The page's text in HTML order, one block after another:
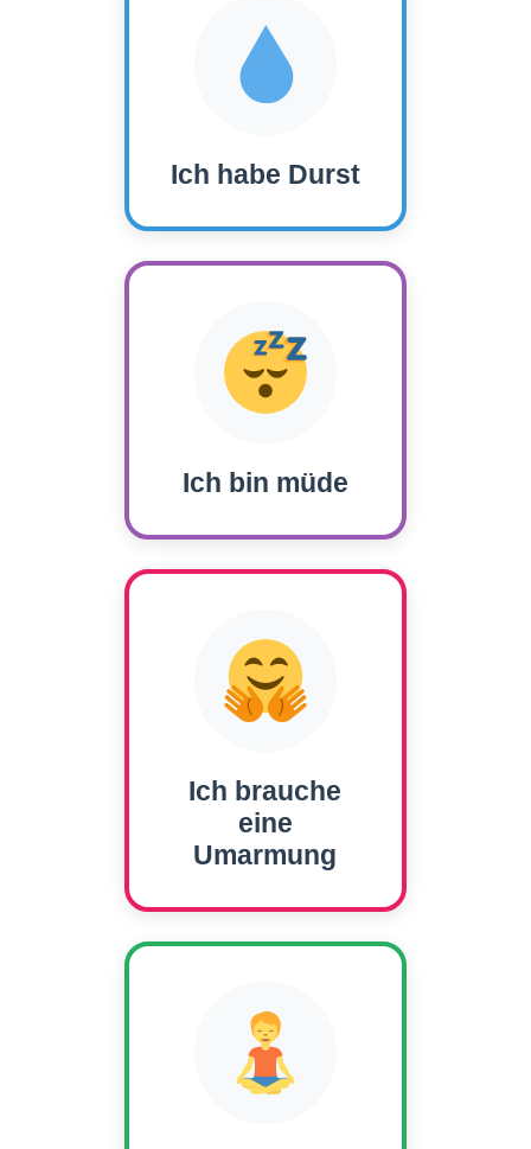
Ich habe Durst
Ich bin müde
Ich brauche
eine
Umarmung